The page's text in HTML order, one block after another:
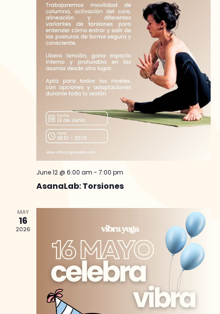
June 12 @ 6:00 am - 7:00 pm
AsanaLab: Torsiones
MAY
16
2026